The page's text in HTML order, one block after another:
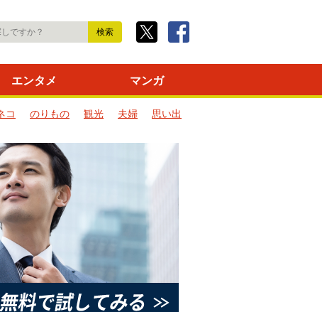
エンタメ マンガ
コ のりもの 観光 夫婦
思い出